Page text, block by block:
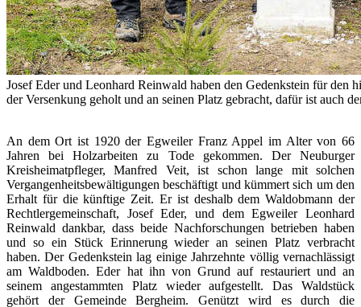
Josef Eder und Leonhard Reinwald haben den Gedenkstein für den
der Versenkung geholt und an seinen Platz gebracht, dafür ist auch
An dem Ort ist 1920 der Egweiler Franz Appel im Alter von 66
Jahren bei Holzarbeiten zu Tode gekommen. Der Neuburger
Kreisheimatpfleger, Manfred Veit, ist schon lange mit solchen
Vergangenheitsbewältigungen beschäftigt und kümmert sich um den
Erhalt für die künftige Zeit. Er ist deshalb dem Waldobmann der
Rechtlergemeinschaft, Josef Eder, und dem Egweiler Leonhard
Reinwald dankbar, dass beide Nachforschungen betrieben haben
und so ein Stück Erinnerung wieder an seinen Platz verbracht
haben. Der Gedenkstein lag einige Jahrzehnte völlig vernachlässigt
am Waldboden. Eder hat ihn von Grund auf restauriert und an
seinem angestammten Platz wieder aufgestellt. Das Waldstück
gehört der Gemeinde Bergheim. Genützt wird es durch die